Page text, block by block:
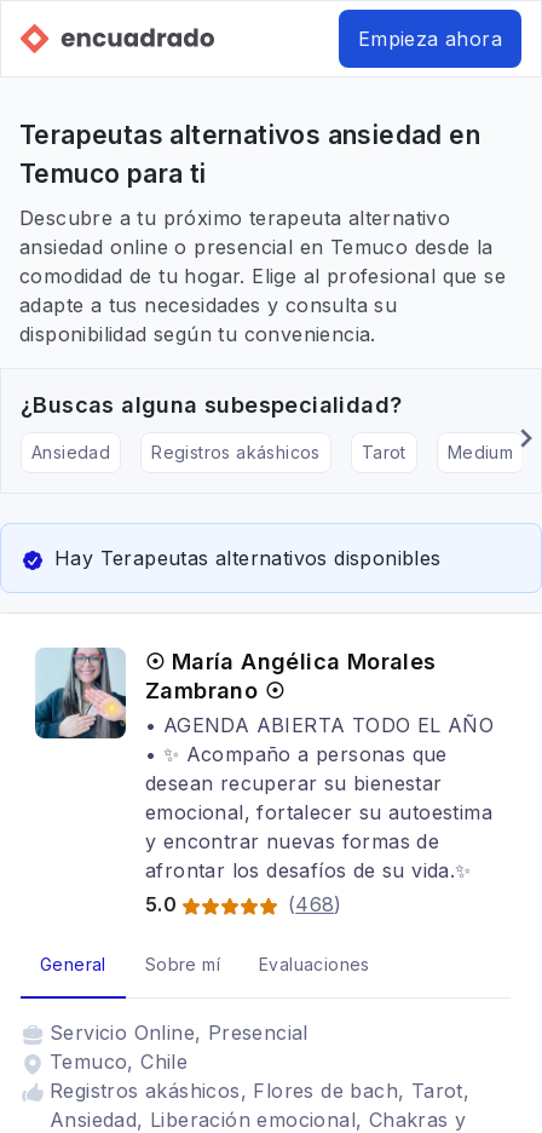
Empieza ahora
Terapeutas alternativos ansiedad en
Temuco para ti
Descubre a tu próximo terapeuta alternativo
ansiedad online o presencial en Temuco desde la
comodidad de tu hogar. Elige al profesional que se
adapte a tus necesidades y consulta su
disponibilidad según tu conveniencia.
¿Buscas alguna subespecialidad?
Ansiedad Registros akáshicos Tarot Medium
Hay Terapeutas alternativos disponibles
☉ María Angélica Morales
Zambrano ☉
• AGENDA ABIERTA TODO EL AÑO
• ✨ Acompaño a personas que
desean recuperar su bienestar
emocional, fortalecer su autoestima
y encontrar nuevas formas de
afrontar los desafíos de su vida.✨
5.0
(468)
General Sobre mí Evaluaciones
Servicio Online, Presencial
Temuco, Chile
Registros akáshicos, Flores de bach, Tarot,
Ansiedad, Liberación emocional, Chakras y